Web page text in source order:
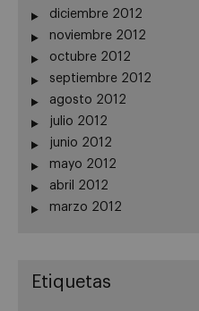
diciembre 2012
noviembre 2012
octubre 2012
septiembre 2012
agosto 2012
julio 2012
junio 2012
mayo 2012
abril 2012
marzo 2012
Etiquetas